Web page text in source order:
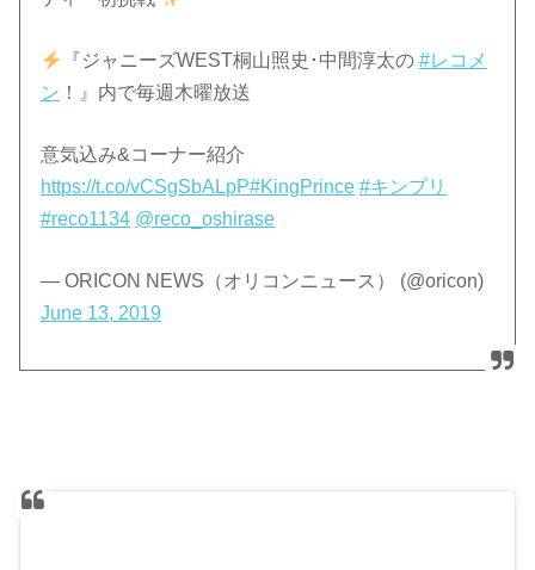
『ジャニーズWEST桐山照史･中間淳太の #レコメ
ン ！』内で毎週木曜放送
意気込み&コーナー紹介
https://t.co/vCSgSbALpP#KingPrince #キンプリ
#reco1134 @reco_oshirase
— ORICON NEWS（オリコンニュース） (@oricon)
June 13, 2019